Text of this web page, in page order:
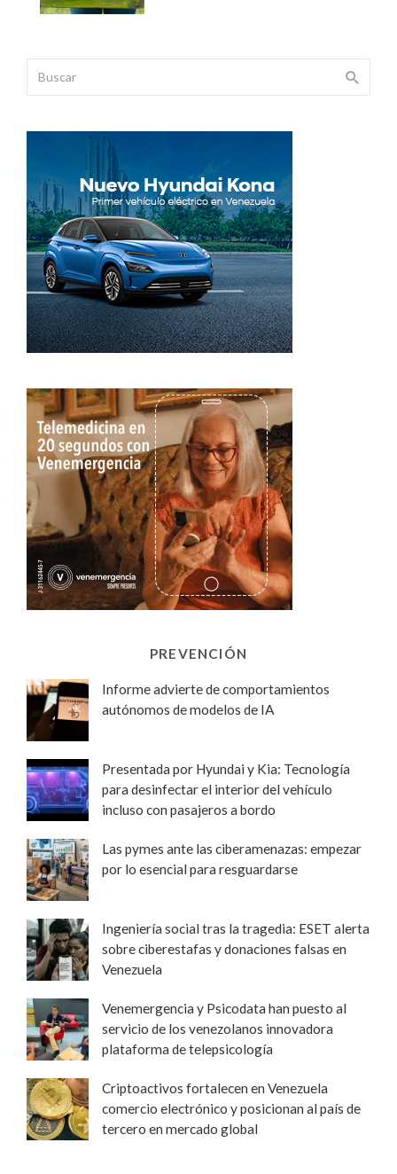
PREVENCIÓN
Informe advierte de comportamientos
autónomos de modelos de IA
Presentada por Hyundai y Kia: Tecnología
para desinfectar el interior del vehículo
incluso con pasajeros a bordo
Las pymes ante las ciberamenazas: empezar
por lo esencial para resguardarse
Ingeniería social tras la tragedia: ESET alerta
sobre ciberestafas y donaciones falsas en
Venezuela
Venemergencia y Psicodata han puesto al
servicio de los venezolanos innovadora
plataforma de telepsicología
Criptoactivos fortalecen en Venezuela
comercio electrónico y posicionan al país de
tercero en mercado global